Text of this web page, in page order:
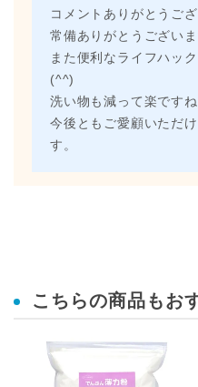
コメントありがとうござ
常備ありがとうございま
また便利なライフハッ
(^^)
洗い物も減って楽です
今後ともご愛顧いただ
す。
こちらの商品もお